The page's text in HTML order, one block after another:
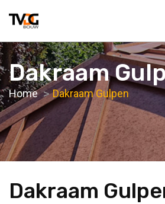
Dakraam
Home Dakraam Gulpen
Dakraam